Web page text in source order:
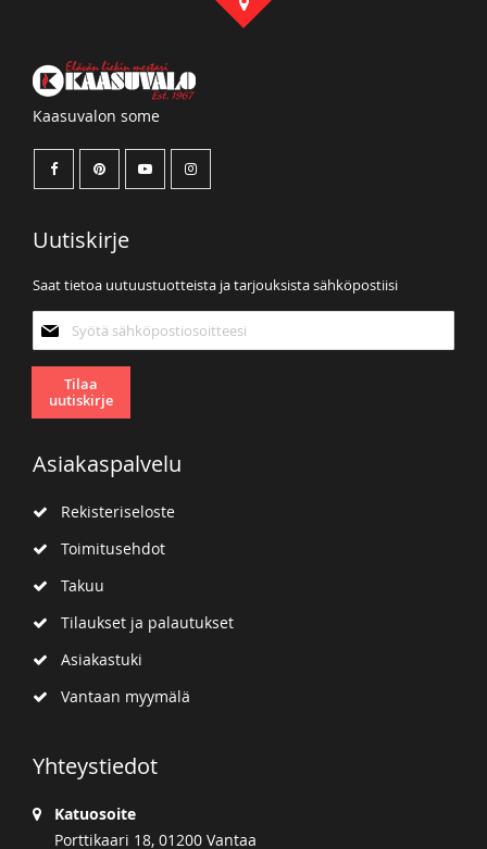
Kaasuvalon some
Uutiskirje
Saat tietoa uutuustuotteista ja tarjouksista sähköpostiisi
uutiskirjeemme:
Tilaa
uutiskirje
Asiakaspalvelu
Rekisteriseloste
Toimitusehdot
Takuu
Tilaukset ja palautukset
Asiakastuki
Vantaan myymälä
Yhteystiedot
Katuosoite
Porttikaari 18, 01200 Vantaa